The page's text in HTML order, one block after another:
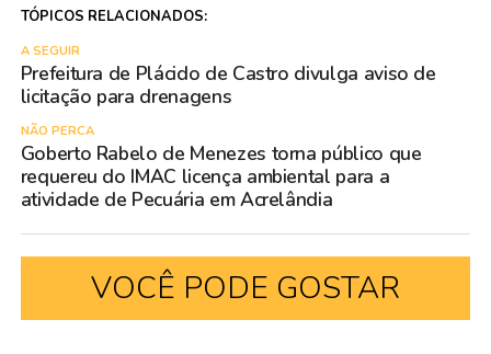
TÓPICOS RELACIONADOS:
A SEGUIR
Prefeitura de Plácido de Castro divulga aviso de
licitação para drenagens
NÃO PERCA
Goberto Rabelo de Menezes torna público que
requereu do IMAC licença ambiental para a
atividade de Pecuária em Acrelândia
VOCÊ PODE GOSTAR